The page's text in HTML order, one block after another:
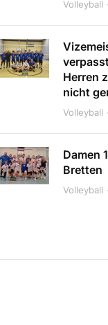
Volleyball
Herren
nicht
Volleyball
Damen
Bretten
Volleyball